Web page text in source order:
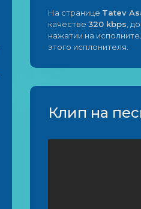
На странице Tatev
качестве 320 kbps ,
нажатии на
этого исплонителя.
Клип на